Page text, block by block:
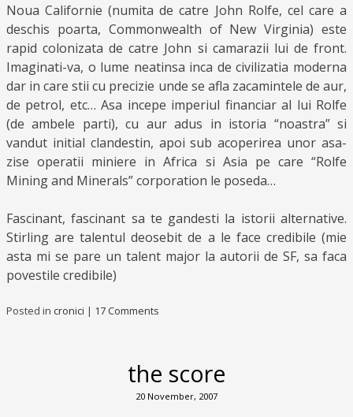
Noua Californie (numita de catre John Rolfe, cel care a
deschis poarta, Commonwealth of New Virginia) este
rapid colonizata de catre John si camarazii lui de front.
Imaginati-va, o lume neatinsa inca de civilizatia moderna
dar in care stii cu precizie unde se afla zacamintele de aur,
de petrol, etc… Asa incepe imperiul financiar al lui Rolfe
(de ambele parti), cu aur adus in istoria “noastra” si
vandut initial clandestin, apoi sub acoperirea unor asa-
zise operatii miniere in Africa si Asia pe care “Rolfe
Mining and Minerals” corporation le poseda…
Fascinant, fascinant sa te gandesti la istorii alternative.
Stirling are talentul deosebit de a le face credibile (mie
asta mi se pare un talent major la autorii de SF, sa faca
povestile credibile)
Posted in cronici | 17 Comments
the score
20 November, 2007